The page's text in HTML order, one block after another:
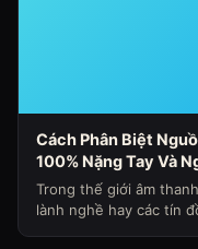
Cách Phân Biệt
100% Nặng Tay Và
Nhanh Nóng Sụt Áp
Ngày 341)
Trong thế giới âm
lành nghề hay các tín